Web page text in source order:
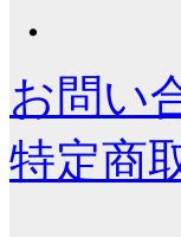
・
お問い
特定商